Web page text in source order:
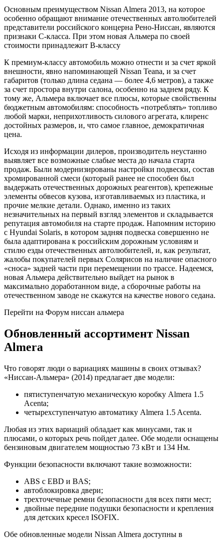
Основным преимуществом Nissan Almera 2013, на которое
особенно обращают внимание отечественных автолюбителей
представители российского концерна Рено-Ниссан, являются
признаки C-класса. При этом новая Альмера по своей
стоимости принадлежит В-классу
К премиум-классу автомобиль можно отнести и за счет яркой
внешности, явно напоминающей Nissan Teana, и за счет
габаритов (только длина седана — более 4,6 метров), а также
за счет простора внутри салона, особенно на заднем ряду. К
тому же, Альмера включает все плюсы, которые свойственны
бюджетным автомобилям: способность «потреблять» топливо
любой марки, неприхотливость силового агрегата, клиренс
достойных размеров, и, что самое главное, демократичная
цена.
Исходя из информации дилеров, производитель неустанно
выявляет все возможные слабые места до начала старта
продаж. Были модернизированы настройки подвески, состав
хромированной смеси (который ранее не способен был
выдержать отечественных дорожных реагентов), крепежные
элементы обвесов кузова, изготавливаемых из пластика, и
прочие мелкие детали. Однако, именно из таких
незначительных на первый взгляд элементов и складывается
репутация автомобиля на старте продаж. Напомним историю
с Hyundai Solaris, в котором задняя подвеска совершенно не
была адаптирована к российским дорожным условиям и
стилю езды отечественных автолюбителей, и, как результат,
жалобы покупателей первых Солярисов на наличие опасного
«сноса» задней части при перемещении по трассе. Надеемся,
новая Альмера действительно выйдет на рынок в
максимально доработанном виде, а сборочные работы на
отечественном заводе не скажутся на качестве нового седана.
Перейти на Форум ниссан альмера
Обновленный ассортимент Nissan
Almera
Что говорят люди о вариациях машины в своих отзывах?
«Ниссан-Альмера» (2014) предлагает две модели:
пятиступенчатую механическую коробку Almera 1.5
Acenta;
четырехступенчатую автоматику Almera 1.5 Acenta.
Любая из этих вариаций обладает как минусами, так и
плюсами, о которых речь пойдет далее. Обе модели оснащены
бензиновым двигателем мощностью 73 кВт и 134 Нм.
Функции безопасности включают такие возможности:
ABS с EBD и BAS;
автоблокировка двери;
трехточечные ремни безопасности для всех пяти мест;
двойные передние подушки безопасности и крепления
для детских кресел ISOFIX.
Обе обновленные модели Nissan Almera доступны в